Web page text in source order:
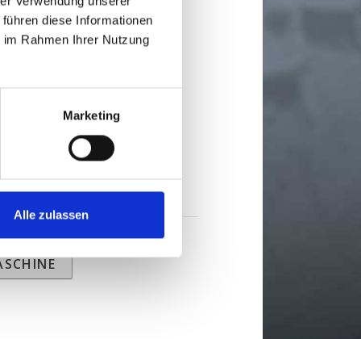
diese Informationen
Rahmen Ihrer Nutzung
Marketing
Alle zulassen